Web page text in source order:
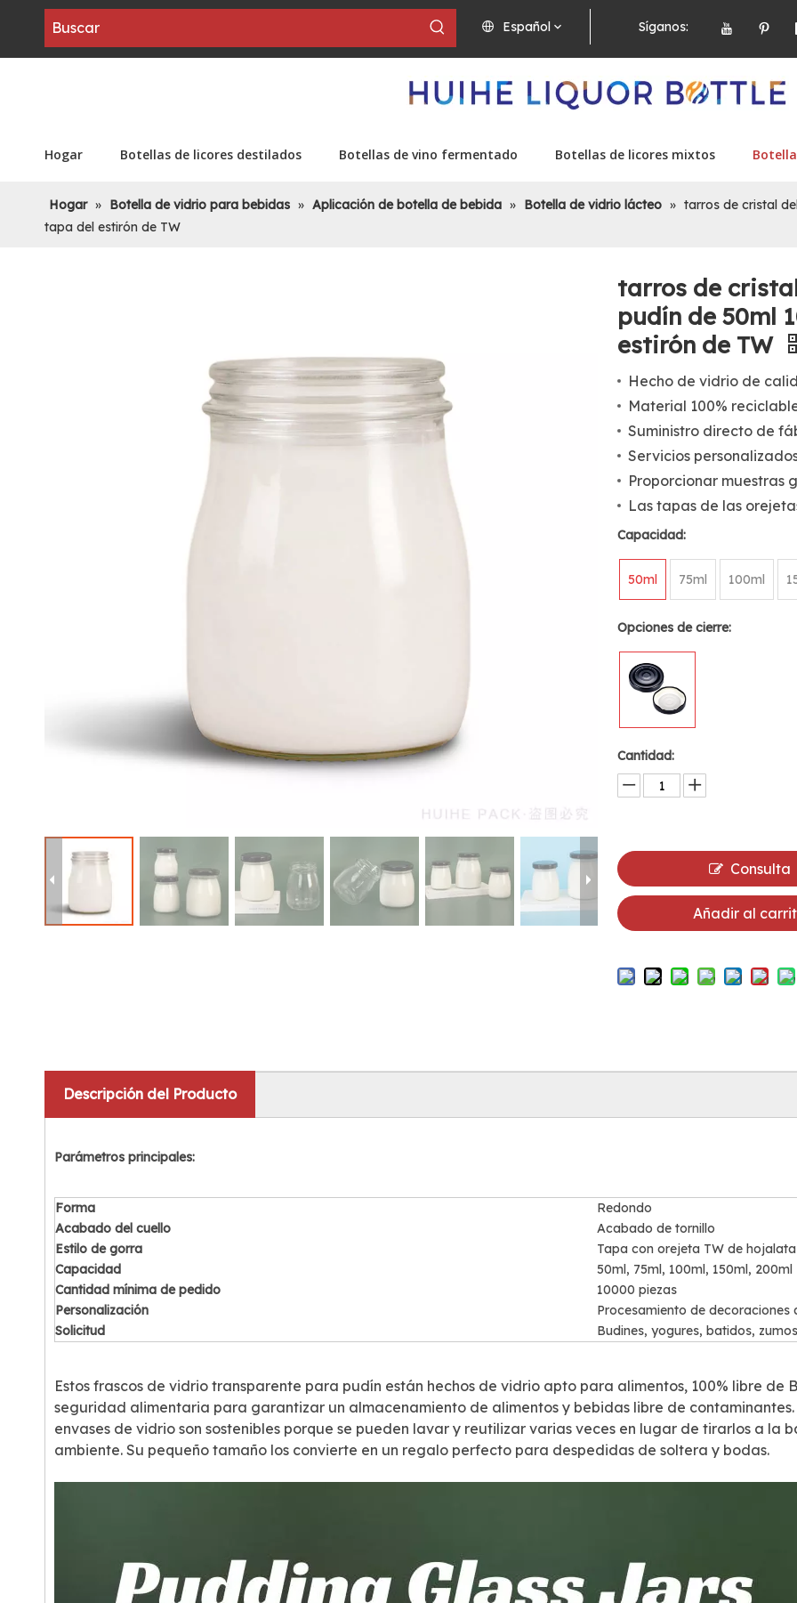
Español Síganos:
Hogar Botellas de licores destilados Botellas de vino fermentado Botellas de licores mixtos
Hogar » Botella de vidrio para bebidas » Aplicación de botella de bebida » Botella de vidrio lácteo » tarros de cristal
tapa del estirón de TW
tarros de
pudín de 50ml
estirón de TW
Hecho de vidrio de
Material 100%
Suministro directo de
Servicios
Proporcionar muestras
Las tapas de las
Capacidad:
50ml 75ml 100ml
Opciones de cierre:
Cantidad:
Consulta
Añadir al
Descripción del Producto
Parámetros principales:
Forma
Redondo
Acabado del cuello
Acabado de tornillo
Estilo de gorra
Tapa con orejeta TW de hojalata
Capacidad
50ml, 75ml, 100ml, 150ml, 200ml
Cantidad mínima de pedido
10000 piezas
Personalización
Procesamiento de decoraciones
Solicitud
Budines, yogures, batidos,
Estos frascos de vidrio transparente para pudín están hechos de vidrio apto para alimentos, 100% libre de
seguridad alimentaria para garantizar un almacenamiento de alimentos y bebidas libre de contaminantes.
envases de vidrio son sostenibles porque se pueden lavar y reutilizar varias veces en lugar de tirarlos a la
ambiente. Su pequeño tamaño los convierte en un regalo perfecto para despedidas de soltera y bodas.